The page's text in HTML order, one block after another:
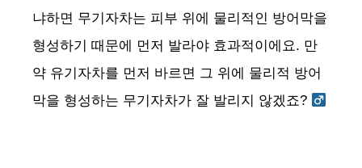
냐하면 무기자차는 피부 위에 물리적인 방어막을
형성하기 때문에 먼저 발라야 효과적이에요. 만
약 유기자차를 먼저 바르면 그 위에 물리적 방어
막을 형성하는 무기자차가 잘 발리지 않겠죠? ‍